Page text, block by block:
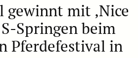
gewinnt mit ‚Nice
Springen beim
Pferdefestival in